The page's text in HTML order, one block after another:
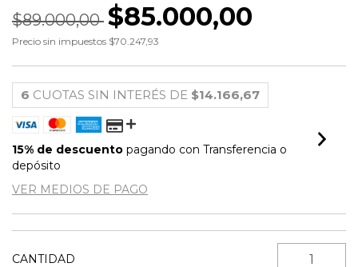
$89.000,00 $85.000,00
Precio sin impuestos $70.247,93
6 CUOTAS SIN INTERÉS DE $14.166,67
15% de descuento pagando con Transferencia o
depósito
VER MEDIOS DE PAGO
CANTIDAD